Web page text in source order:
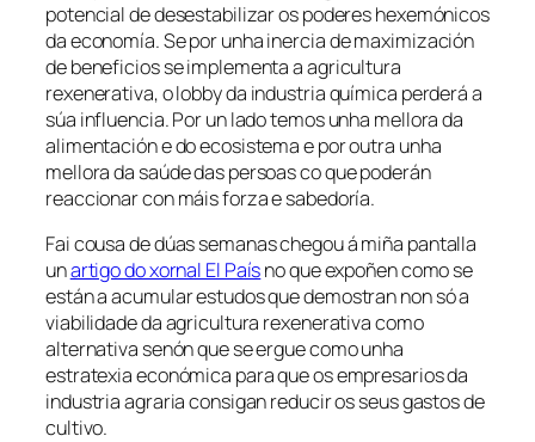
potencial de desestabilizar os poderes hexemónicos
da economía. Se por unha inercia de maximización
de beneficios se implementa a agricultura
rexenerativa, olobbyda industria química perderá a
súa influencia. Por un lado temos unha mellora da
alimentación e do ecosistema e por outra unha
mellora da saúde das persoas co que poderán
reaccionar con máis forza e sabedoría.
Fai cousa de dúas semanas chegou á miña pantalla
unartigo do xornal El Paísno que expoñen como se
están a acumular estudos que demostran non só a
viabilidade da agricultura rexenerativa como
alternativa senón que se ergue como unha
estratexia económica para que os empresarios da
industria agraria consigan reducir os seus gastos de
cultivo.